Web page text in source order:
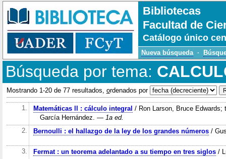
Bibliotecas
Facultad de
Catálogo único
Nueva búsqueda ·
Búsqueda por tema:
Mostrando 1-20 de 77 resultados, ordenados por
1. Matemáticas ll : cálculo integral / Ron Larson, Bruce Edwards;
García Hernández. — 1a ed.
2.
Bernoulli : el hallazgo de la ley de los grandes números/
3. Fermat : un teorema adelantado a su tiempo en tres siglos/